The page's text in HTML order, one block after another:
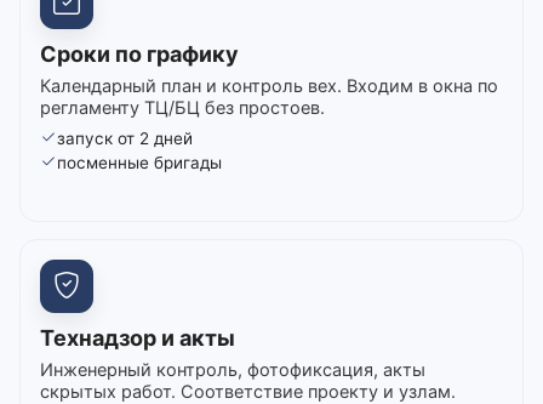
Сроки по графику
Календарный план и контроль вех. Входим в окна по
регламенту ТЦ/БЦ без простоев.
запуск от 2 дней
посменные бригады
Технадзор и акты
Инженерный контроль, фотофиксация, акты
скрытых работ. Соответствие проекту и узлам.